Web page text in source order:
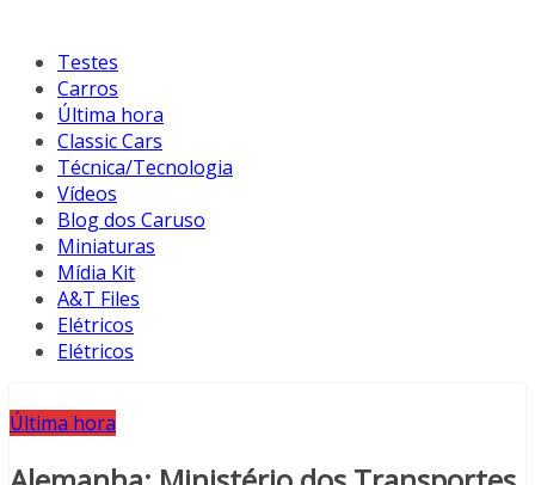
Testes
Carros
Última hora
Classic Cars
Técnica/Tecnologia
Vídeos
Blog dos Caruso
Miniaturas
Mídia Kit
A&T Files
Elétricos
Elétricos
Última hora